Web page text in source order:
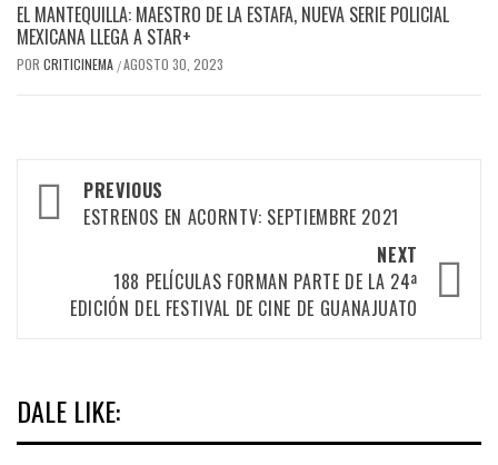
EL MANTEQUILLA: MAESTRO DE LA ESTAFA, NUEVA SERIE POLICIAL
MEXICANA LLEGA A STAR+
POR CRITICINEMA /AGOSTO 30, 2023
Post
navigation
PREVIOUS
ESTRENOS EN ACORNTV: SEPTIEMBRE 2021
NEXT
188 PELÍCULAS FORMAN PARTE DE LA 24ª
EDICIÓN DEL FESTIVAL DE CINE DE GUANAJUATO
DALE LIKE: